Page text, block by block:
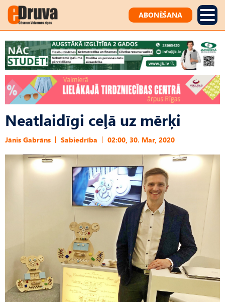
ABONĒŠANA
Neatlaidīgi ceļā uz mērķi
Jānis Gabrāns Sabiedrība 02:00, 30. Mar, 2020